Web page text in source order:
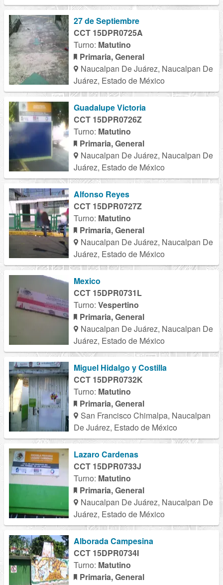
27 de Septiembre
CCT 15DPR0725A
Turno: Matutino
Primaria, General
Naucalpan De Juárez, Naucalpan De
Juárez, Estado de México
Guadalupe Victoria
CCT 15DPR0726Z
Turno: Matutino
Primaria, General
Naucalpan De Juárez, Naucalpan De
Juárez, Estado de México
Alfonso Reyes
CCT 15DPR0727Z
Turno: Matutino
Primaria, General
Naucalpan De Juárez, Naucalpan De
Juárez, Estado de México
Mexico
CCT 15DPR0731L
Turno: Vespertino
Primaria, General
Naucalpan De Juárez, Naucalpan De
Juárez, Estado de México
Miguel Hidalgo y Costilla
CCT 15DPR0732K
Turno: Matutino
Primaria, General
San Francisco Chimalpa, Naucalpan
De Juárez, Estado de México
Lazaro Cardenas
CCT 15DPR0733J
Turno: Matutino
Primaria, General
Naucalpan De Juárez, Naucalpan De
Juárez, Estado de México
Alborada Campesina
CCT 15DPR0734I
Turno: Matutino
Primaria, General